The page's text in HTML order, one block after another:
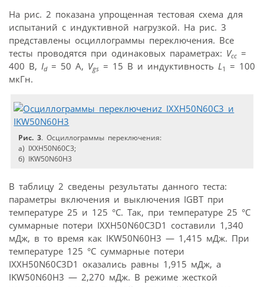
На рис. 2 показана упрощенная тестовая схема для
испытаний с индуктивной нагрузкой. На рис. 3
представлены осциллограммы переключения. Все
тесты проводятся при одинаковых параметрах: Vcc =
400 В, Id= 50 A, Vgs = 15 В и индуктивность L 1
= 100
мкГн.
Рис. 3. Осциллограммы переключения:
а) IXXH50N60C3;
б) IKW50N60H3
В таблицу 2 сведены результаты данного теста:
параметры включения и выключения IGBT при
температуре 25 и 125 °С. Так, при температуре 25 °С
суммарные потери IXXH50N60C3D1 составили 1,340
мДж, в то время как IKW50N60H3 — 1,415 мДж. При
температуре 125 °С суммарные потери
IXXH50N60C3D1 оказались равны 1,915 мДж, а
IKW50N60H3 — 2,270 мДж. В режиме жесткой